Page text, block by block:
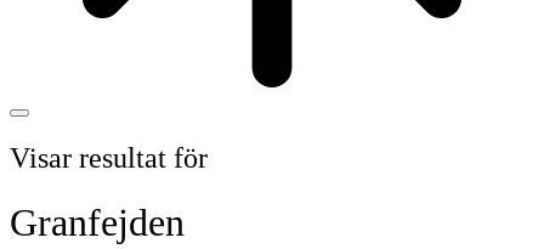
Visar resultat för
Granfejden